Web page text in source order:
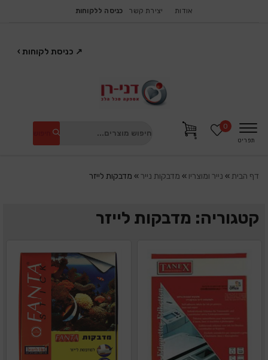
אודות יצירת קשר כניסה ללקוחות
↗ כניסת לקוחות ›
תפריט
0
דף הבית» נייר ומוצריו » מדבקות נייר» מדבקות לייזר
קטגוריה: מדבקות לייזר